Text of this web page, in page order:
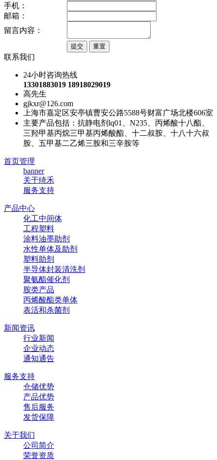
手机：
邮箱：
留言内容：
联系我们
24小时咨询热线
13301883019 18918029019
高先生
gjkxr@126.com
上海市嘉定区安亭镇曹安公路5588号财富广场北楼606室
主要产品包括：抗静电剂lq01、N235、丙烯酸十八酯、
三羟甲基丙烷三甲基丙烯酸酯、十二叔胺、十八十六叔
胺、五甲基二乙烯三胺和三辛胺等
首页管理
banner
关于绮禾
服务支持
产品中心
化工中间体
工程塑料
涂料油墨助剂
水性单体及助剂
塑料助剂
半导体封装清洗剂
聚氨酯催化剂
胺类产品
丙烯酸酯类单体
表活和杀菌剂
新闻资讯
行业新闻
企业动态
通知通告
服务支持
仓储优势
产品优势
售后服务
发货保障
关于我们
公司简介
荣誉资质